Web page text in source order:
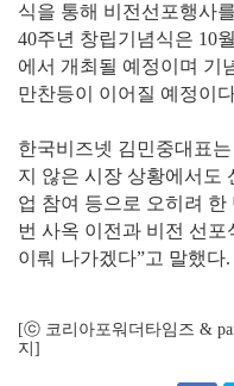
식을 통해 비전선포행사
40주년 창립기념식은 10
에서 개최될 예정이며 기
만찬등이 이어질 예정이
한국비즈넷 김민중대표
지 않은 시장 상황에서도
업 참여 등으로 오히려 한
번 사옥 이전과 비전 선포
이뤄 나가겠다”고 말했다.
[ⓒ 코리아포워더타임즈 &
지]